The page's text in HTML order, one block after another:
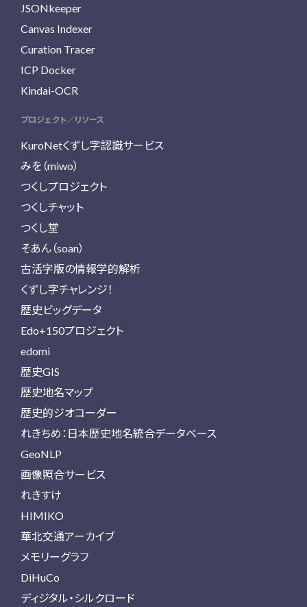
JSONkeeper
Canvas Indexer
Curation Tracer
ICP Docker
Kindai-OCR
プロジェクト／リソース
KuroNetくずし字認識サービス
みを（miwo）
つくしプロジェクト
つくしチャット
つくし堂
そあん（soan）
古活字版の情報学的解析
くずし字チャレンジ！
歴史ビッグデータ
Edo+150プロジェクト
edomi
歴史GIS
歴史地名マップ
歴史的ジオコーダー
れきちめ：日本歴史地名統合データベース
GeoNLP
画像照合サービス
れきすけ
HIMIKO
華北交通アーカイブ
メモリーグラフ
DiHuCo
ディジタル・シルクロード